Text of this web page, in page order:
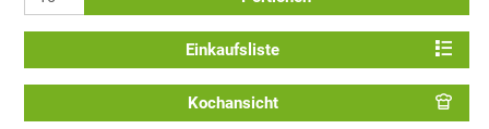
Einkaufsliste
Kochansicht